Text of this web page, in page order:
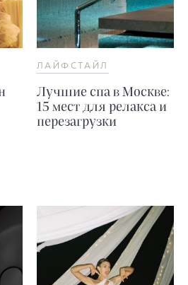
ЛАЙФСТАЙЛ
Лучшие спа в Москве:
15 мест для релакса и
перезагрузки